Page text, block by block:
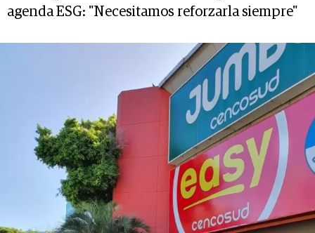
agenda ESG: "Necesitamos reforzarla siempre"